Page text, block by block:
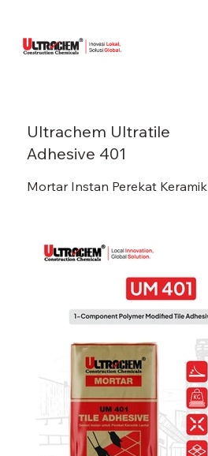
Ultrachem Ultratile
Adhesive 401
Mortar Instan Perekat Keramik